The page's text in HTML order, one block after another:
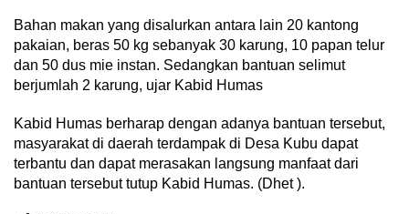
Bahan makan yang disalurkan antara lain 20 kantong
pakaian, beras 50 kg sebanyak 30 karung, 10 papan telur
dan 50 dus mie instan. Sedangkan bantuan selimut
berjumlah 2 karung, ujar Kabid Humas
Kabid Humas berharap dengan adanya bantuan tersebut,
masyarakat di daerah terdampak di Desa Kubu dapat
terbantu dan dapat merasakan langsung manfaat dari
bantuan tersebut tutup Kabid Humas. (Dhet ).